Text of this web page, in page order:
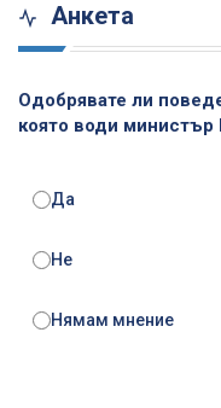
Анкета
Одобрявате ли
която води министър
Да
Не
Нямам мнение